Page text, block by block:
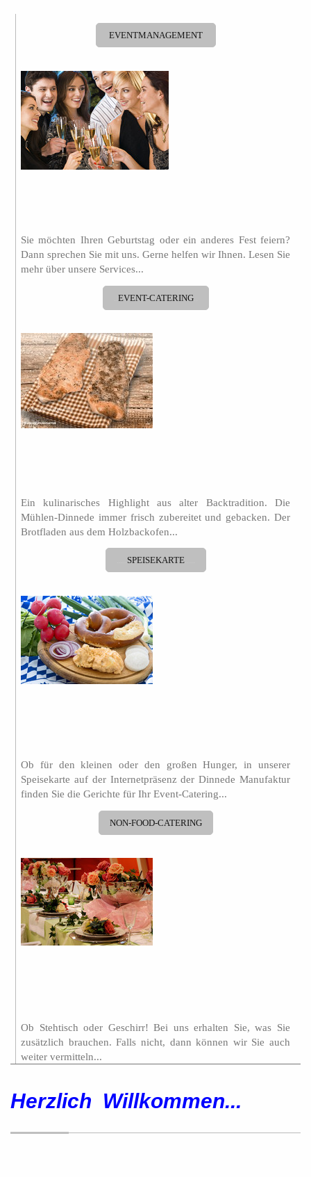
EVENTMANAGEMENT
Sie möchten Ihren Geburtstag oder ein anderes Fest feiern?
Dann sprechen Sie mit uns. Gerne helfen wir Ihnen. Lesen Sie
mehr über unsere Services...
EVENT-CATERING..
Ein kulinarisches Highlight aus alter Backtradition. Die
Mühlen-Dinnede immer frisch zubereitet und gebacken. Der
Brotfladen aus dem Holzbackofen...
SPEISEKARTE.....
Ob für den kleinen oder den großen Hunger, in unserer
Speisekarte auf der Internetpräsenz der Dinnede Manufaktur
finden Sie die Gerichte für Ihr Event-Catering...
NON-FOOD-CATERING
Ob Stehtisch oder Geschirr! Bei uns erhalten Sie, was Sie
zusätzlich brauchen. Falls nicht, dann können wir Sie auch
weiter vermitteln...
Herzlich Willkommen...